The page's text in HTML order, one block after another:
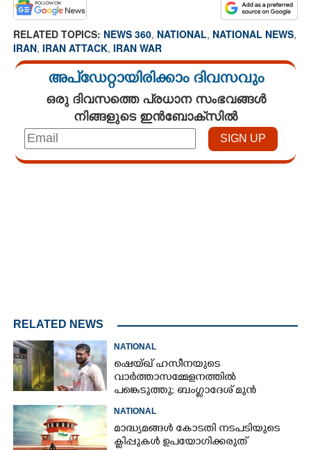
RELATED TOPICS: NEWS 360, NATIONAL, NATIONAL NEWS,
IRAN, IRAN ATTACK, IRAN WAR
അപ്ഡേറ്റായിരിക്കാം ദിവസവും
ഒരു ദിവസത്തെ പ്രധാന സംഭവങ്ങൾ
നിങ്ങളുടെ ഇൻബോക്സിൽ
RELATED NEWS
NATIONAL
ഷെയ്ഖ് ഹസീനയുടെ
വാർത്താസമ്മേളനത്തിൽ
പങ്കെടുത്തു; ബംഗ്ലാദേശ് മുൻ
ബോംബേറ്
NATIONAL
മാദ്ധ്യമങ്ങൾ കോടതി നടപടിയുടെ
ക്ലിപ്പുകൾ ഉപയോഗിക്കരുത്